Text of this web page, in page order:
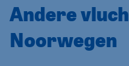
Andere
Noorwegen